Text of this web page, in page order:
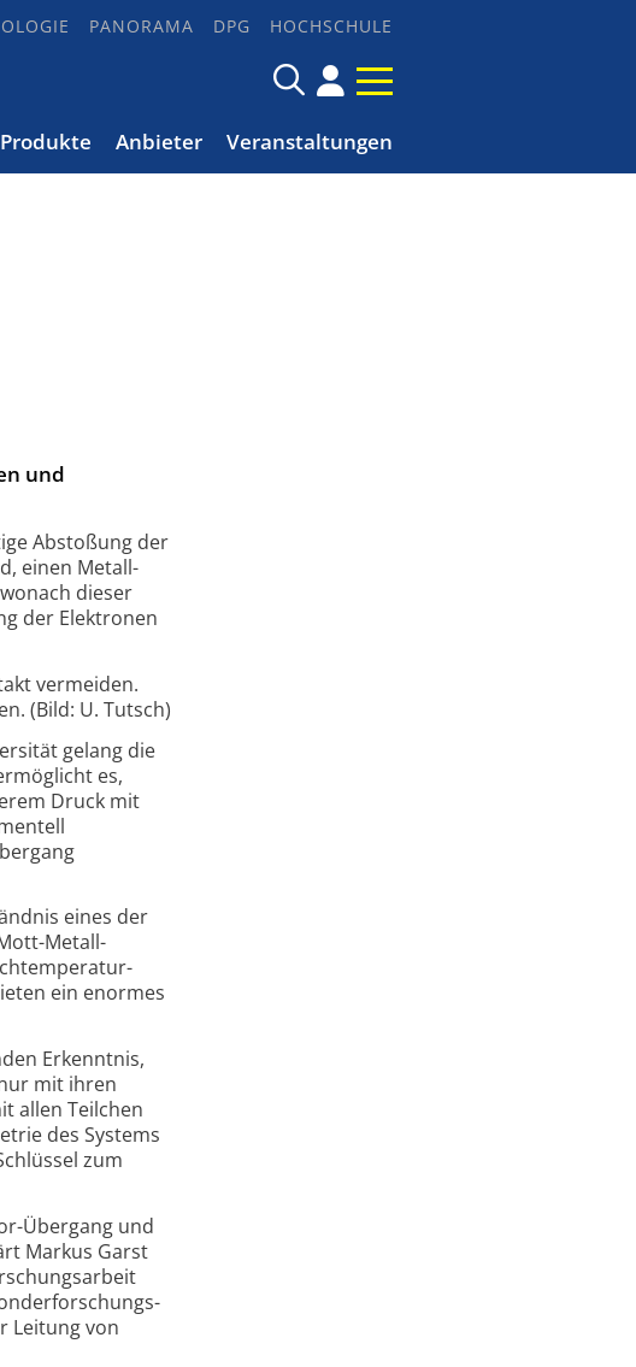
PANORAMA DPG HOCHSCHULE
Produkte Anbieter Veranstaltungen
und
Abstoßung der
einen Metall-
dieser
der Elektronen
vermeiden.
(Bild: U. Tutsch)
gelang die
es,
Druck mit
eines der
Metall-
ein enormes
Erkenntnis,
mit ihren
allen Teilchen
des Systems
zum
Übergang und
Markus Garst
Leitung von